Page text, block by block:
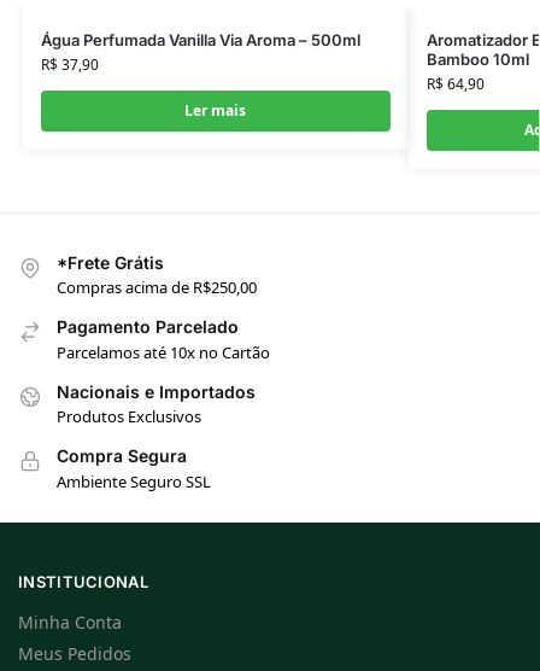
Água Perfumada Vanilla Via Aroma – 500ml
R$37,90
Ler mais
Aromatizador
Bamboo 10ml
R$64,90
*Frete Grátis
Compras acima de R$250,00
Pagamento Parcelado
Parcelamos até 10x no Cartão
Nacionais e Importados
Produtos Exclusivos
Compra Segura
Ambiente Seguro SSL
INSTITUCIONAL
Minha Conta
Meus Pedidos